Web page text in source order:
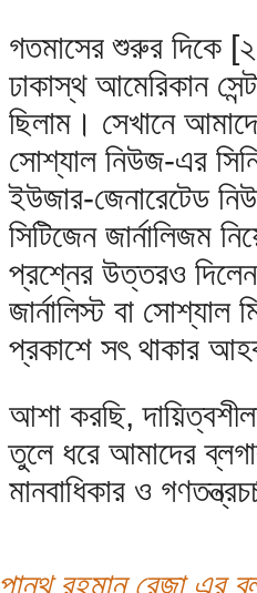
গতমাসের শুরুর দিকে
ঢাকাস্থ আমেরিকান
ছিলাম। সেখানে
সোশ্যাল নিউজ-এর
ইউজার-জেনারেটেড
সিটিজেন জার্নালিজম
প্রশ্নের উত্তরও
জার্নালিস্ট বা সোশ্যাল
প্রকাশে সৎ থাকার
আশা করছি,
তুলে ধরে আমাদের
মানবাধিকার ও
পান্থ রহমান রেজা এর